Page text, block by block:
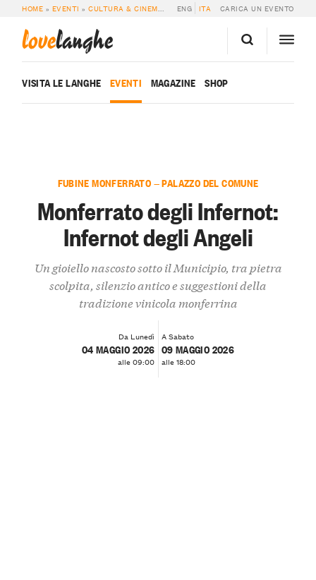
HOME » EVENTI »CULTURA & CINEMA » MONFERRATO DEGLI INFERNOT:
ENG ITA CARICA UN EVENTO
lovelanghe
VISITA LE LANGHE EVENTI MAGAZINE SHOP
FUBINE MONFERRATO — PALAZZO DEL COMUNE
Monferrato degli Infernot:
Infernot degli Angeli
Un gioiello nascosto sotto il Municipio, tra pietra
scolpita, silenzio antico e suggestioni della
tradizione vinicola monferrina
Da Lunedì
04 MAGGIO 2026
alle 09:00
A Sabato
09 MAGGIO 2026
alle 18:00